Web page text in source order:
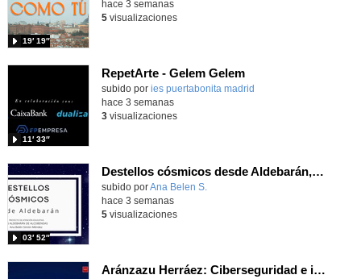
19′ 19″
hace 3 semanas
5visualizaciones
RepetArte - Gelem Gelem
subido por ies puertabonita madrid
11′ 33″
hace 3 semanas
3visualizaciones
Destellos cósmicos desde Aldebarán, alcanzar las estrellas
Contenido educativo.
subido porAna Belen S.
03′ 52″
hace 3 semanas
5visualizaciones
Aránzazu Herráez: Ciberseguridad e innovación: Protegiendo y transformando la vida digital